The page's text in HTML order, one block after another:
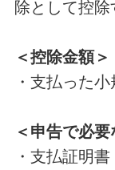
除として控除
＜控除金額＞
・支払った
＜申告で必要
・支払証明書